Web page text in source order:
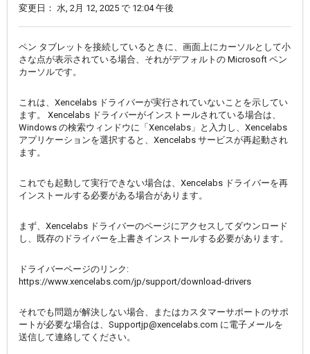
変更日： 水, 2月 12, 2025 で 12:04 午後
ペン タブレットを接続しているときに、画面上にカーソルとして小
さな点が表示されている場合、それがデフォルトの Microsoft ペン
カーソルです。
これは、Xencelabs ドライバーが実行されていないことを示してい
ます。 Xencelabs ドライバーがインストールされている場合は、
Windows の検索ウィンドウに「Xencelabs」と入力し、Xencelabs
アプリケーションを選択すると、Xencelabs サービスが再起動され
ます。
これでも起動して実行できない場合は、Xencelabs ドライバーを再
インストールする必要がある場合があります。
まず、Xencelabs ドライバーのページにアクセスしてダウンロード
し、既存のドライバーを上書きインストールする必要があります。
ドライバーページのリンク:
https://www.xencelabs.com/jp/support/download-drivers
それでも問題が解決しない場合、またはカスタマーサポートのサポ
ートが必要な場合は、Supportjp@xencelabs.com に電子メールを
送信して連絡してください。